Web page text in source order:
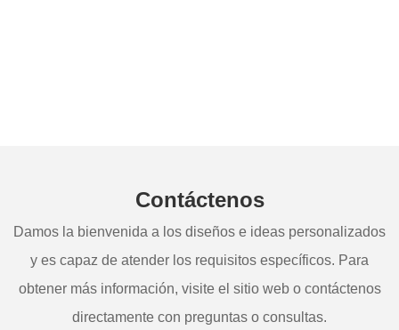
Contáctenos
Damos la bienvenida a los diseños e ideas personalizados
y es capaz de atender los requisitos específicos. Para
obtener más información, visite el sitio web o contáctenos
directamente con preguntas o consultas.